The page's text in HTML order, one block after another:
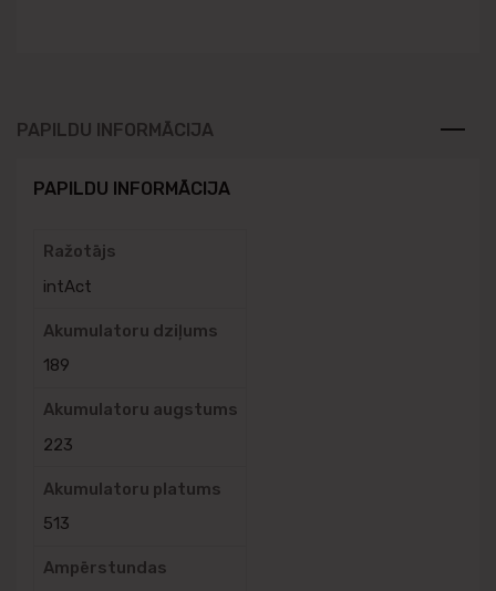
PAPILDU INFORMĀCIJA
PAPILDU INFORMĀCIJA
Ražotājs
intAct
Akumulatoru dziļums
189
Akumulatoru augstums
223
Akumulatoru platums
513
Ampērstundas